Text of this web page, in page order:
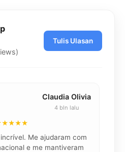
Tulis Ulasan
Claudia Olivia
4 bln lalu
Me ajudaram com
e me mantiveram